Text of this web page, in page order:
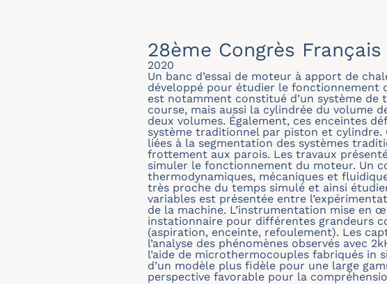
28ème Congrès
2020
Un banc d’essai de moteur à apport de
développé pour étudier le fonctionnement
est notamment constitué d’un système
course, mais aussi la cylindrée du volume
deux volumes. Également, ces enceintes
système traditionnel par piston et cylindre.
liées à la segmentation des systèmes
frottement aux parois. Les travaux
simuler le fonctionnement du moteur. Un
thermodynamiques, mécaniques et
très proche du temps simulé et ainsi
variables est présentée entre
de la machine. L’instrumentation mise en
instationnaire pour différentes grandeurs
(aspiration, enceinte, refoulement). Les
l’analyse des phénomènes observés avec
l’aide de microthermocouples fabriqués
d’un modèle plus fidèle pour une large
perspective favorable pour la